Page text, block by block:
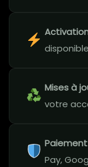
Mises à
votre
Pay,